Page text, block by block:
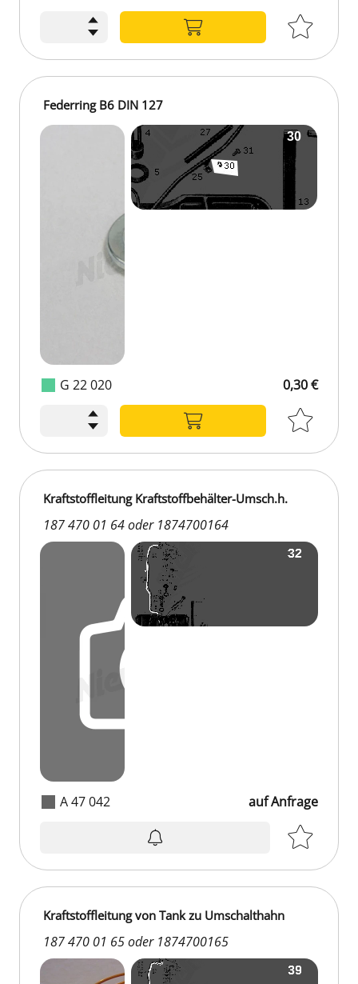
G 22 020
Federring B6 DIN 127
0,30 €
A 47 042
Kraftstoffleitung Kraftstoffbehälter-Umsch.h.
187 470 01 64 oder 1874700164
auf Anfrage
Kraftstoffleitung von Tank zu Umschalthahn
187 470 01 65 oder 1874700165